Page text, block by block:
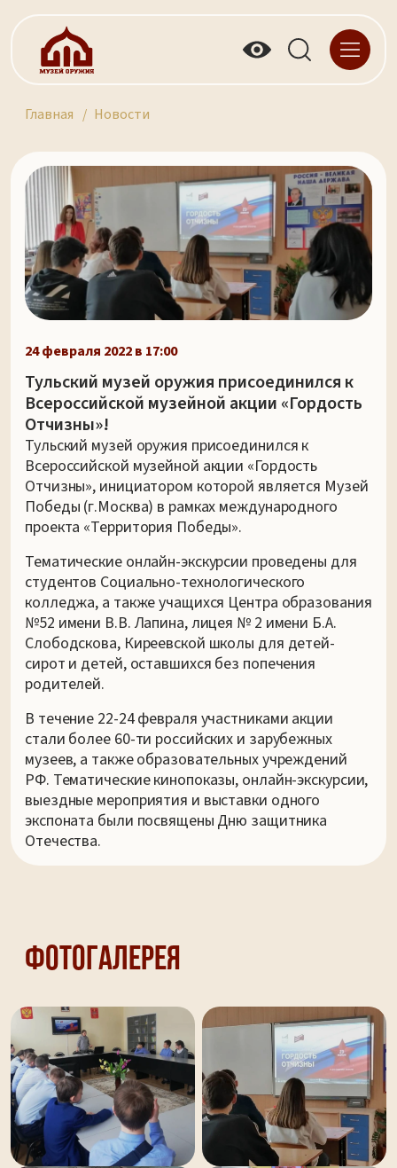
Главная Новости
24 февраля 2022 в 17:00
Тульский музей оружия присоединился к
Всероссийской музейной акции «Гордость
Отчизны»!
Тульский музей оружия присоединился к
Всероссийской музейной акции «Гордость
Отчизны», инициатором которой является Музей
Победы (г.Москва) в рамках международного
проекта «Территория Победы».
Тематические онлайн-экскурсии проведены для
студентов Социально-технологического
колледжа, а также учащихся Центра образования
№52 имени В.В. Лапина, лицея № 2 имени Б.А.
Слободскова, Киреевской школы для детей-
сирот и детей, оставшихся без попечения
родителей.
В течение 22-24 февраля участниками акции
стали более 60-ти российских и зарубежных
музеев, а также образовательных учреждений
РФ. Тематические кинопоказы, онлайн-экскурсии,
выездные мероприятия и выставки одного
экспоната были посвящены Дню защитника
Отечества.
Фотогалерея